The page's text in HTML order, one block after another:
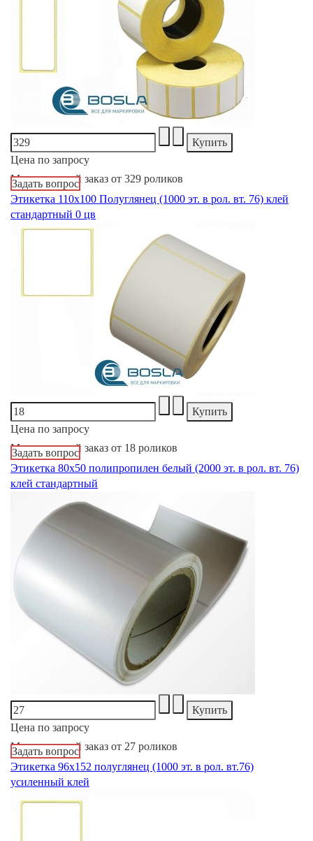
Цена по запросу
Минимальный заказ от 329 роликов
Задать вопрос
Этикетка 110х100 Полуглянец (1000 эт. в рол. вт. 76) клей
стандартный 0 цв
Цена по запросу
Минимальный заказ от 18 роликов
Задать вопрос
Этикетка 80х50 полипропилен белый (2000 эт. в рол. вт. 76)
клей стандартный
Цена по запросу
Минимальный заказ от 27 роликов
Задать вопрос
Этикетка 96х152 полуглянец (1000 эт. в рол. вт.76)
усиленный клей